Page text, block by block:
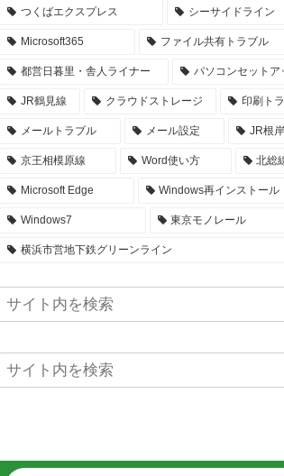
つくばエクスプレス シーサイドライン
Microsoft365 ファイル共有トラブル
都営日暮里・舎人ライナー パソコンセットア
JR鶴見線 クラウドストレージ 印刷ト
メールトラブル メール設定 JR根
京王相模原線 Word使い方 北総
Microsoft Edge Windows再インストール
Windows7 東京モノレール
横浜市営地下鉄グリーンライン